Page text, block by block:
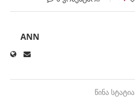
ANN
წინა სტატია